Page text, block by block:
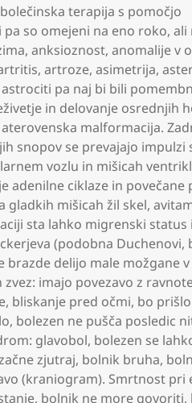
terapija s pomočjo
pa so omejeni na eno roko,ali
,anksioznost,anomalije v
,artroze,asimetrija,
astrociti pa naj bi bili
in delovanje osrednjih
aterovenska malformacija.
snopov se prevajajo impulzi
vozlu in mišicah
adenilne ciklaze in povečane
gladkih mišicah žil skel,
sta lahko migrenski
(podobna Duchenovi,
brazde delijo male možgane
imajo povezavo z
, bliskanje pred očmi, bo
, bolezen ne pušča posledic
glavobol, bolezen se
zjutraj, bolnik bruha,
(kraniogram). Smrtnost pri
, bolnik ne more govoriti,